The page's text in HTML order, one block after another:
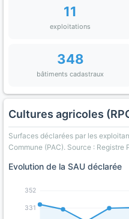
11
exploitations
348
bâtiments cadastraux
Cultures agricoles
Surfaces déclarées par les
Commune (PAC). Source : Registre
Evolution de la SAU déclarée
331
352